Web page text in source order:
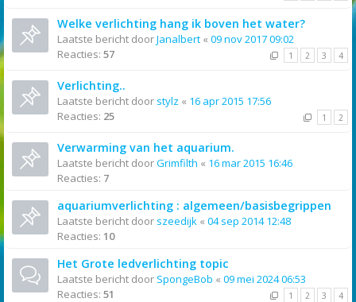
Welke verlichting hang ik boven het water?
Laatste bericht doorJanalbert « 09 nov 2017 09:02
Reacties: 57 1 2 3 4
Verlichting..
Laatste bericht door stylz « 16 apr 2015 17:56
Reacties: 25 1 2
Verwarming van het aquarium.
Laatste bericht doorGrimfilth « 16 mar 2015 16:46
Reacties: 7
aquariumverlichting : algemeen/basisbegrippen
Laatste bericht door szeedijk « 04 sep 2014 12:48
Reacties: 10
Het Grote ledverlichting topic
Laatste bericht door SpongeBob « 09 mei 2024 06:53
Reacties: 51 1 2 3 4